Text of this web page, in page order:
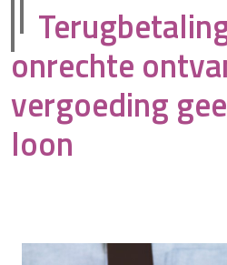
onrechte
vergoeding
loon